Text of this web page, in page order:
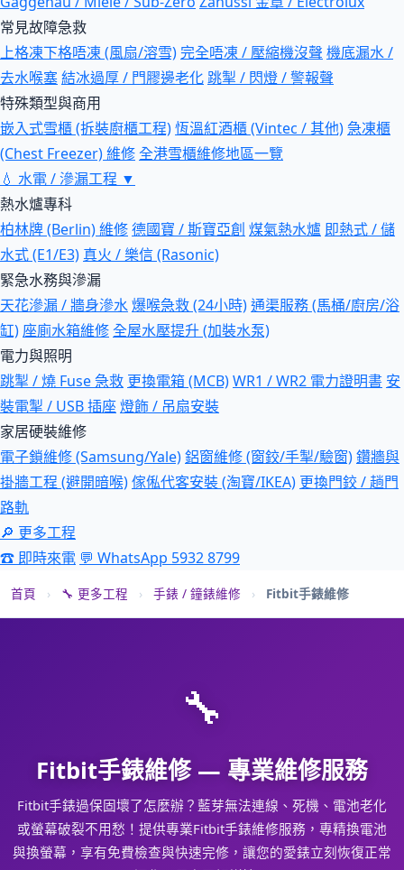
常見故障急救
上格凍下格唔凍 (風扇/溶雪)完全唔凍 / 壓縮機沒聲 機底漏水 /
去水喉塞結冰過厚 / 門膠邊老化跳掣 / 閃燈 / 警報聲
特殊類型與商用
嵌入式雪櫃 (拆裝廚櫃工程)恆溫紅酒櫃 (Vintec / 其他)急凍櫃
(Chest Freezer) 維修全港雪櫃維修地區一覽
💧 水電 / 滲漏工程 ▼
熱水爐專科
柏林牌 (Berlin) 維修德國寶 / 斯寶亞創 煤氣熱水爐 即熱式 / 儲
水式 (E1/E3) 真火 / 樂信 (Rasonic)
緊急水務與滲漏
天花滲漏 / 牆身滲水爆喉急救 (24小時)通渠服務 (馬桶/廚房/浴
缸) 座廁水箱維修全屋水壓提升 (加裝水泵)
電力與照明
跳掣 / 燒 Fuse 急救 更換電箱 (MCB)WR1 / WR2 電力證明書 安
裝電掣 / USB 插座燈飾 / 吊扇安裝
家居硬裝維修
電子鎖維修 (Samsung/Yale)鋁窗維修 (窗鉸/手掣/驗窗)鑽牆與
掛牆工程 (避開暗喉)傢俬代客安裝 (淘寶/IKEA) 更換門鉸 / 趟門
路軌
🔎 更多工程
☎ 即時來電 💬 WhatsApp 5932 8799
首頁 › 🔧 更多工程 › 手錶 / 鐘錶維修 › Fitbit手錶維修
🔧
Fitbit手錶維修 — 專業維修服務
Fitbit手錶過保固壞了怎麼辦？藍芽無法連線、死機、電池老化
或螢幕破裂不用愁！提供專業Fitbit手錶維修服務，專精換電池
與換螢幕，享有免費檢查與快速完修，讓您的愛錶立刻恢復正常